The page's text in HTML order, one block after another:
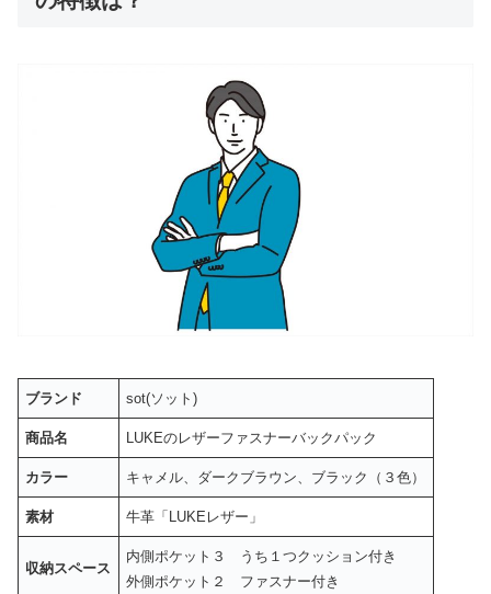
ブランド sot(ソット)
商品名 LUKEのレザーファスナーバックパック
カラー キャメル、ダークブラウン、ブラック（３色）
素材 牛革「LUKEレザー」
収納スペース
内側ポケット３ うち１つクッション付き
外側ポケット２ ファスナー付き